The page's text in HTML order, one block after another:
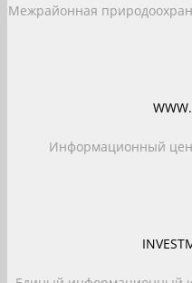
Межрайонная
Информационный